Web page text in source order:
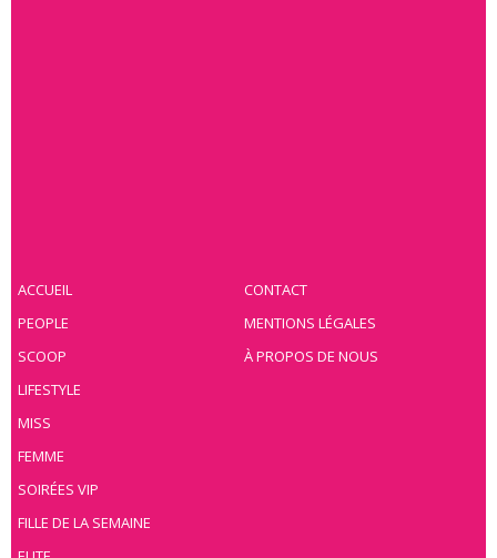
ACCUEIL
PEOPLE
SCOOP
LIFESTYLE
MISS
FEMME
SOIRÉES VIP
FILLE DE LA SEMAINE
CONTACT
MENTIONS LÉGALES
À PROPOS DE NOUS